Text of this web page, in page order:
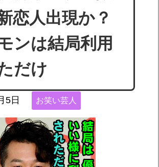
恋人出現か？
ンは結局利用
だけ
5日 お笑い芸人